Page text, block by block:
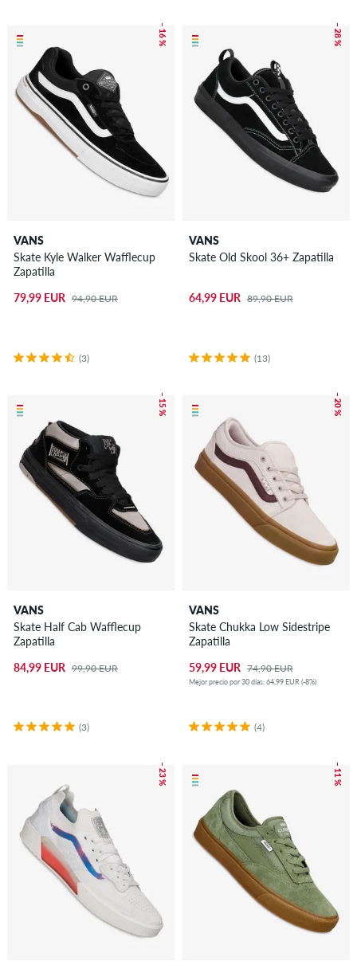
– 16 %
VANS
Skate Kyle Walker Wafflecup
Zapatilla
79,99 EUR 94,90 EUR
(3)
– 28 %
VANS
Skate Old Skool 36+ Zapatilla
64,99 EUR 89,90 EUR
(13)
– 15 %
VANS
Skate Half Cab Wafflecup
Zapatilla
84,99 EUR 99,90 EUR
(3)
– 20 %
VANS
Skate Chukka Low Sidestripe
Zapatilla
59,99 EUR 74,90 EUR
Mejor precio por 30 días: 64,99 EUR (-8%)
(4)
– 23 % – 11 %